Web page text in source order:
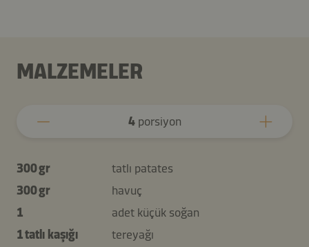
MALZEMELER
4porsiyon
300 gr
tatlı patates
300 gr
havuç
1
adet küçük soğan
1 tatlı kaşığı
tereyağı